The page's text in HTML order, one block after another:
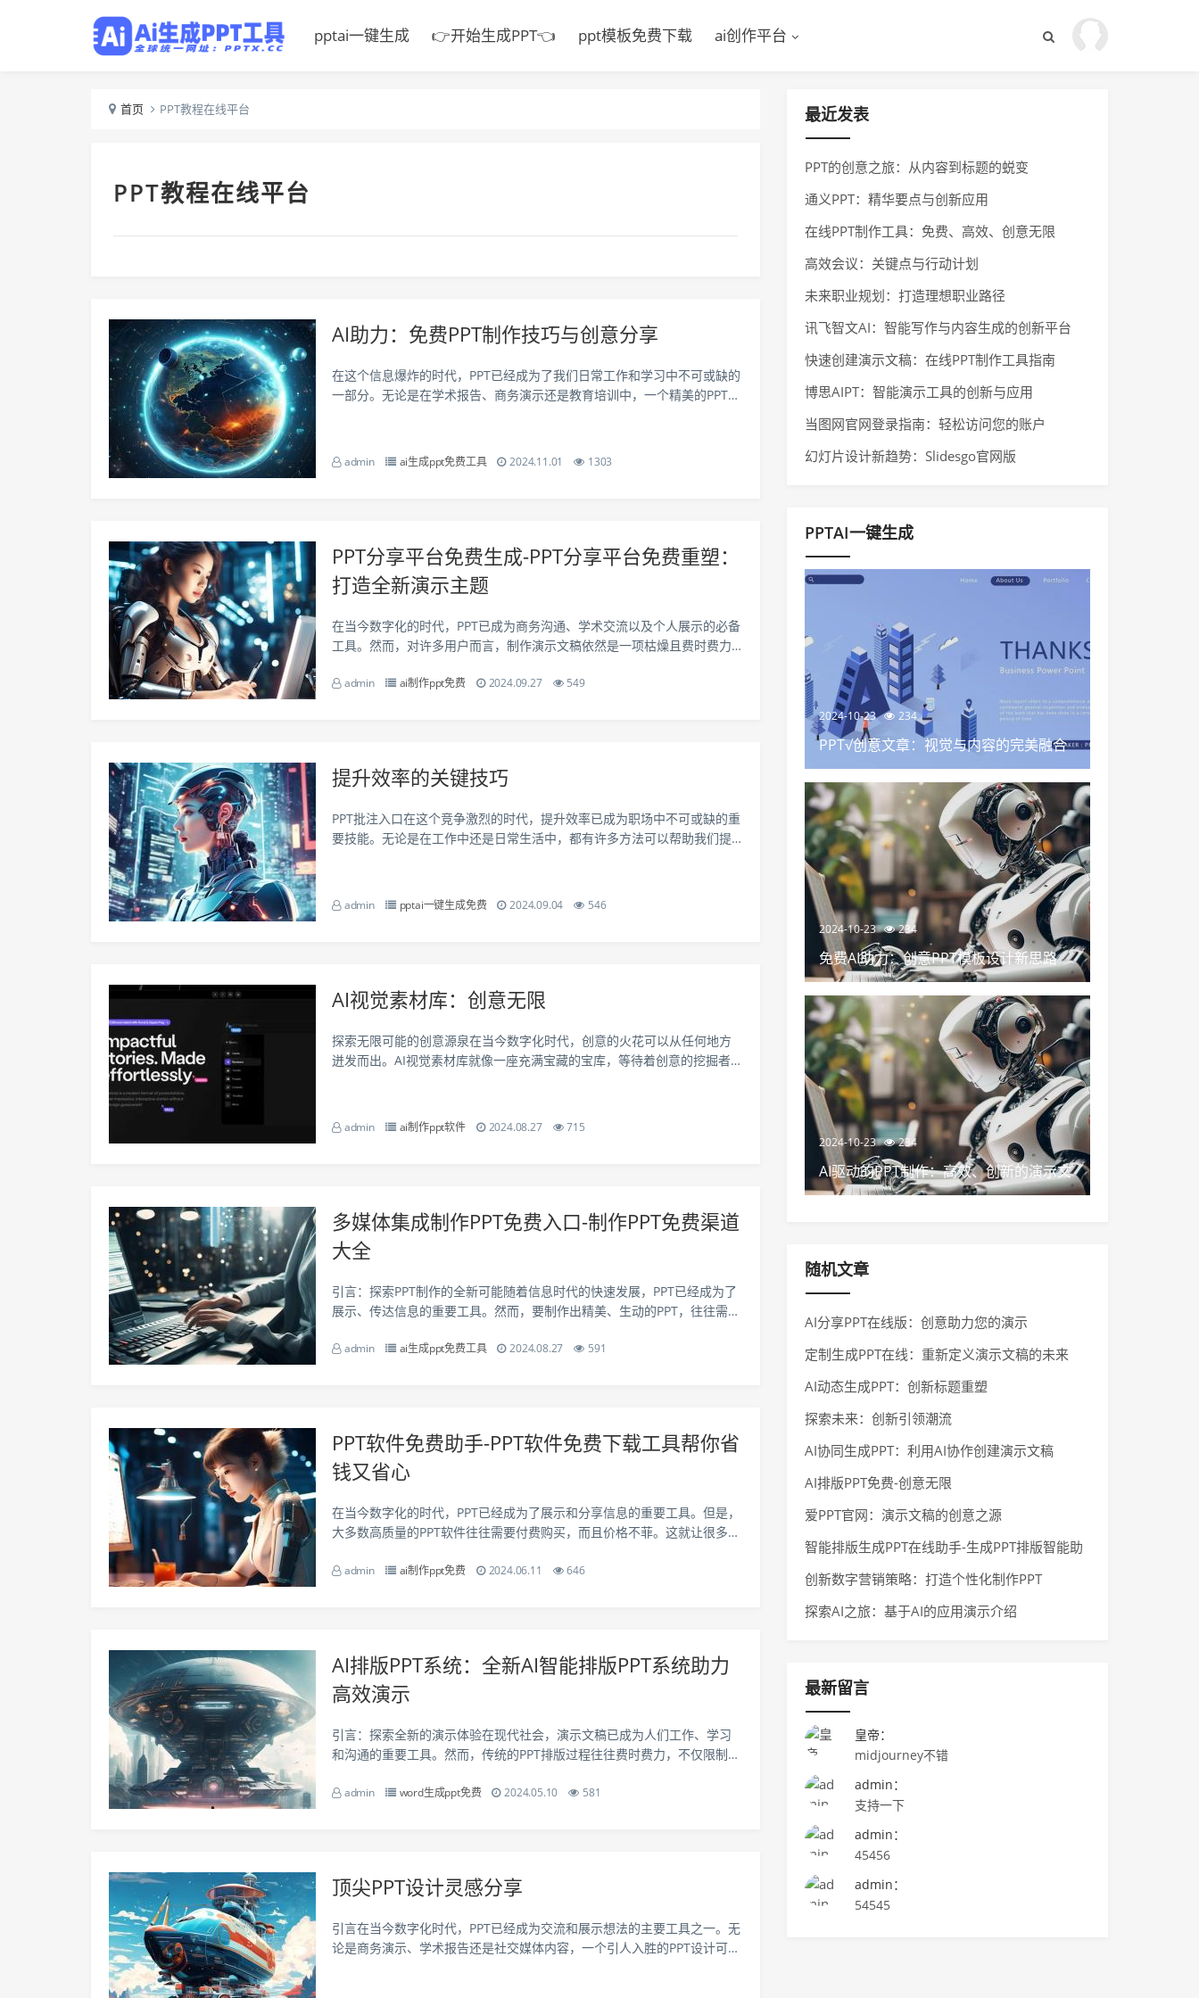
pptai一键生成 👉开始生成PPT👈 ppt模板免费下载 ai创作平台
首页 PPT教程在线平台
PPT教程在线平台
AI助力：免费PPT制作技巧与创意分享
在这个信息爆炸的时代，PPT已经成为了我们日常工作和学习中不可或缺的
一部分。无论是在学术报告、商务演示还是教育培训中，一个精美的PPT都
admin ai生成ppt免费工具 2024.11.01 1303
PPT分享平台免费生成-PPT分享平台免费重塑：
打造全新演示主题
在当今数字化的时代，PPT已成为商务沟通、学术交流以及个人展示的必备
工具。然而，对许多用户而言，制作演示文稿依然是一项枯燥且费时费力
了一种快速、简便的方式来创建演示文稿。然...
admin ai制作ppt免费 2024.09.27 549
提升效率的关键技巧
PPT批注入口在这个竞争激烈的时代，提升效率已成为职场中不可或缺的重
要技能。无论是在工作中还是日常生活中，都有许多方法可以帮助我们提
admin pptai一键生成免费 2024.09.04 546
AI视觉素材库：创意无限
探索无限可能的创意源泉在当今数字化时代，创意的火花可以从任何地方
迸发而出。AI视觉素材库就像一座充满宝藏的宝库，等待着创意的挖掘者
admin ai制作ppt软件 2024.08.27 715
多媒体集成制作PPT免费入口-制作PPT免费渠道
大全
引言：探索PPT制作的全新可能随着信息时代的快速发展，PPT已经成为了
展示、传达信息的重要工具。然而，要制作出精美、生动的PPT，往往需要
呈现制作PPT的全新可能。1. C...
admin ai生成ppt免费工具 2024.08.27 591
PPT软件免费助手-PPT软件免费下载工具帮你省
钱又省心
在当今数字化的时代，PPT已经成为了展示和分享信息的重要工具。但是，
大多数高质量的PPT软件往往需要付费购买，而且价格不菲。这就让很多人
吗？有一个名叫PPT软件免费助手的工...
admin ai制作ppt免费 2024.06.11 646
AI排版PPT系统：全新AI智能排版PPT系统助力
高效演示
引言：探索全新的演示体验在现代社会，演示文稿已成为人们工作、学习
和沟通的重要工具。然而，传统的PPT排版过程往往费时费力，不仅限制了
智能排版PPT系统应运而生，它不仅能够快速...
admin word生成ppt免费 2024.05.10 581
顶尖PPT设计灵感分享
引言在当今数字化时代，PPT已经成为交流和展示想法的主要工具之一。无
论是商务演示、学术报告还是社交媒体内容，一个引人入胜的PPT设计可以
最近发表
PPT的创意之旅：从内容到标题的蜕变
通义PPT：精华要点与创新应用
在线PPT制作工具：免费、高效、创意无限
高效会议：关键点与行动计划
未来职业规划：打造理想职业路径
讯飞智文AI：智能写作与内容生成的创新平台
快速创建演示文稿：在线PPT制作工具指南
博思AIPT：智能演示工具的创新与应用
当图网官网登录指南：轻松访问您的账户
幻灯片设计新趋势：Slidesgo官网版
PPTAI一键生成
2024-10-23 234
PPT√创意文章：视觉与内容的完美融合
2024-10-23 234
免费AI助力：创意PPT模板设计新思路
2024-10-23 234
AI驱动的PPT制作：高效、创新的演示文
稿设计
随机文章
AI分享PPT在线版：创意助力您的演示
定制生成PPT在线：重新定义演示文稿的未来
AI动态生成PPT：创新标题重塑
探索未来：创新引领潮流
AI协同生成PPT：利用AI协作创建演示文稿
AI排版PPT免费-创意无限
爱PPT官网：演示文稿的创意之源
智能排版生成PPT在线助手-生成PPT排版智能助
手
创新数字营销策略：打造个性化制作PPT
探索AI之旅：基于AI的应用演示介绍
最新留言
皇帝：
midjourney不错
admin：
支持一下
admin：
45456
admin：
54545